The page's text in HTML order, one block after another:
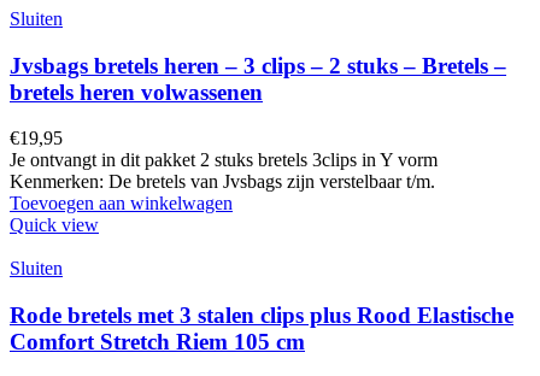
Sluiten
Jvsbags bretels heren – 3 clips – 2 stuks – Bretels –
bretels heren volwassenen
€19,95
Je ontvangt in dit pakket 2 stuks bretels 3clips in Y vorm
Kenmerken: De bretels van Jvsbags zijn verstelbaar t/m.
Toevoegen aan winkelwagen
Quick view
Sluiten
Rode bretels met 3 stalen clips plus Rood Elastische
Comfort Stretch Riem 105 cm